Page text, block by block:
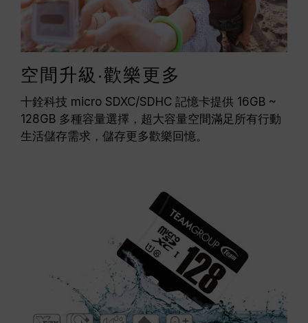
空間升級‧歡樂更多
十銓科技 micro SDXC/SDHC 記憶卡提供 16GB ~
128GB 多種容量選擇，超大容量空間滿足所有行動
生活儲存需求，儲存更多歡樂回憶。